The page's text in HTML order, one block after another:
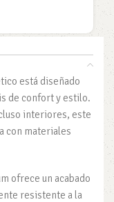
está diseñado
de confort y estilo.
interiores, este
con materiales
ofrece un acabado
resistente a la